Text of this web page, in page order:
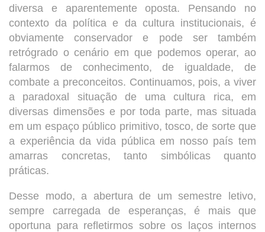
diversa e aparentemente oposta. Pensando no
contexto da política e da cultura institucionais, é
obviamente conservador e pode ser também
retrógrado o cenário em que podemos operar, ao
falarmos de conhecimento, de igualdade, de
combate a preconceitos. Continuamos, pois, a viver
a paradoxal situação de uma cultura rica, em
diversas dimensões e por toda parte, mas situada
em um espaço público primitivo, tosco, de sorte que
a experiência da vida pública em nosso país tem
amarras concretas, tanto simbólicas quanto
práticas.
Desse modo, a abertura de um semestre letivo,
sempre carregada de esperanças, é mais que
oportuna para refletirmos sobre os laços internos